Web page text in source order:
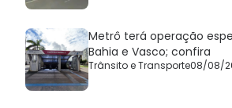
Metrô terá operação
Bahia e Vasco; confira
Trânsito e Transporte08/08/